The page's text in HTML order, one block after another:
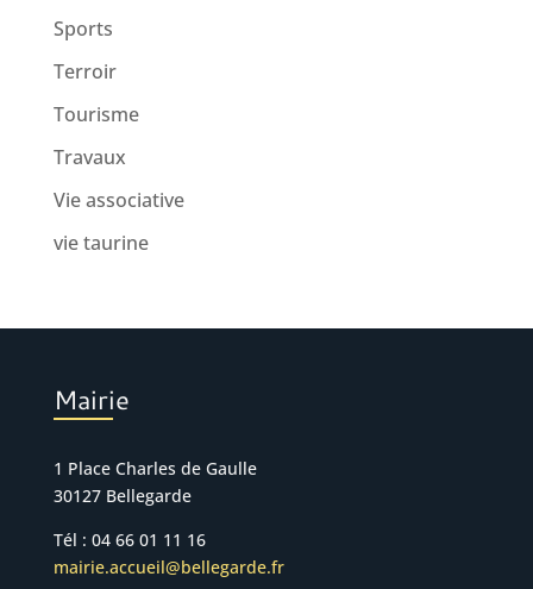
Sports
Terroir
Tourisme
Travaux
Vie associative
vie taurine
Mairie
1 Place Charles de Gaulle
30127 Bellegarde
Tél : 04 66 01 11 16
mairie.accueil@bellegarde.fr